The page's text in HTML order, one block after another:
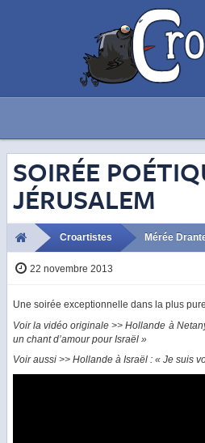
SOIRÉE
JÉRUSALEM
Croartistes Mérée
22 novembre 2013
Une soirée exceptionnelle dans la plus
Voir la vidéo originale >> Hollande à
un chant d’amour pour Israël »
Voir aussi >> Hollande à Israël : « Je suis